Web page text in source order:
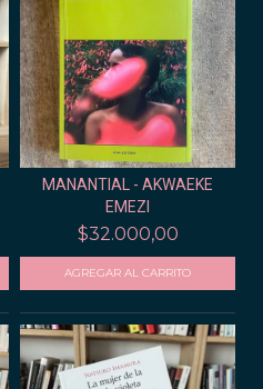
MANANTIAL - AKWAEKE
EMEZI
$32.000,00